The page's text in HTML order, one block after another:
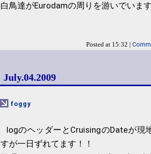
白鳥達がEurodamの周りを游いでいま
Posted at 15:32 |
July.04.2009
foggy
logのヘッダーとCruisingのDateが現
すが一日ずれてます！！